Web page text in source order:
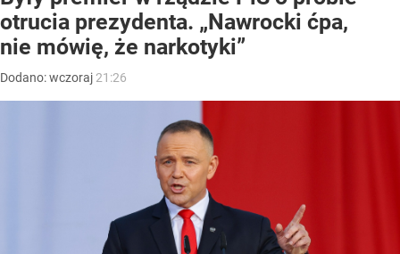
otrucia prezydenta. „Nawrocki ćpa,
nie mówię, że narkotyki”
Dodano:wczoraj 21:26